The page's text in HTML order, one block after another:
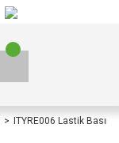
ITYRE006 Lastik